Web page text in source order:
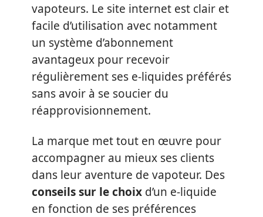
vapoteurs. Le site internet est clair et
facile d’utilisation avec notamment
un système d’abonnement
avantageux pour recevoir
régulièrement ses e-liquides préférés
sans avoir à se soucier du
réapprovisionnement.
La marque met tout en œuvre pour
accompagner au mieux ses clients
dans leur aventure de vapoteur. Des
conseils sur le choix d’un e-liquide
en fonction de ses préférences